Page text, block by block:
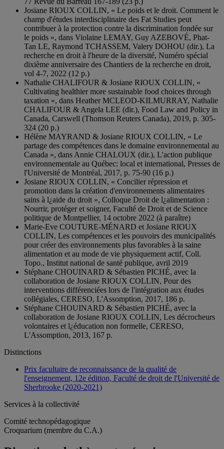
Josiane RIOUX COLLIN, « Le poids et le droit. Comment le
champ d'études interdisciplinaire des Fat Studies peut
contribuer à la protection contre la discrimination fondée sur
le poids », dans Violaine LEMAY, Guy AZEBOVÉ, Phat-
Tan LE, Raymond TCHASSEM, Valery DOHOU (dir.), La
recherche en droit à l'heure de la diversité, Numéro spécial
dixième anniversaire des Chantiers de la recherche en droit,
vol 4-7, 2022 (12 p.)
Nathalie CHALIFOUR & Josiane RIOUX COLLIN, «
Cultivating healthier more sustainable food choices through
taxation », dans Heather MCLEOD-KILMURRAY, Nathalie
CHALIFOUR & Angela LEE (dir.), Food Law and Policy in
Canada, Carswell (Thomson Reuters Canada), 2019, p. 305-
324 (20 p.)
Hélène MAYRAND & Josiane RIOUX COLLIN, « Le
partage des compétences dans le domaine environnemental au
Canada », dans Annie CHALOUX (dir.), L'action publique
environnementale au Québec: local et international, Presses de
l'Université de Montréal, 2017, p. 75-90 (16 p.)
Josiane RIOUX COLLIN, « Concilier répression et
promotion dans la création d'environnements alimentaires
sains à l¿aide du droit », Colloque Droit de l¿alimentation :
Nourrir, protéger et soigner, Faculté de Droit et de Science
politique de Montpellier, 14 octobre 2022 (à paraître)
Marie-Eve COUTURE-MÉNARD et Josiane RIOUX
COLLIN, Les compétences et les pouvoirs des municipalités
pour créer des environnements plus favorables à la saine
alimentation et au mode de vie physiquement actif, Coll.
Topo., Institut national de santé publique, avril 2019
Stéphane CHOUINARD & Sébastien PICHÉ, avec la
collaboration de Josiane RIOUX COLLIN, Pour des
interventions différenciées lors de l'intégration aux études
collégiales, CERESO, L'Assomption, 2017, 186 p.
Stéphane CHOUINARD & Sébastien PICHÉ, avec la
collaboration de Josiane RIOUX COLLIN, Les décrocheurs
volontaires et l¿éducation non formelle, CERESO,
L'Assomption, 2013, 167 p.
Distinctions
Prix facultaire de reconnaissance de la qualité de
l'enseignement, 12e édition, Faculté de droit de l'Université de
Sherbrooke (2020-2021)
Services à la collectivité
Comité technopédagogique
Croquarium (membre du C.A.)